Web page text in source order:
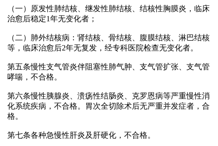
（一）原发性肺结核、继发性肺结核、结核性胸膜炎，临床
治愈后稳定1年无变化者；
（二）肺外结核病：肾结核、骨结核、腹膜结核、淋巴结核
等，临床治愈后2年无复发，经专科医院检查无变化者。
第五条慢性支气管炎伴阻塞性肺气肿、支气管扩张、支气管
哮喘，不合格。
第六条慢性胰腺炎、溃疡性结肠炎、克罗恩病等严重慢性消
化系统疾病，不合格。胃次全切除术后无严重并发症者，合
格。
第七条各种急慢性肝炎及肝硬化，不合格。